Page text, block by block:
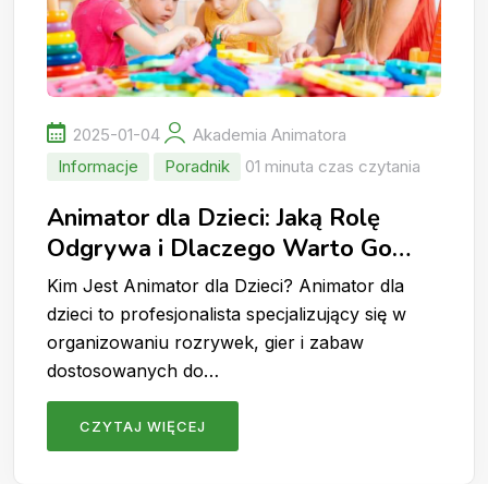
2025-01-04
Akademia Animatora
Informacje
Poradnik 01 minuta czas czytania
Animator dla Dzieci: Jaką Rolę
Odgrywa i Dlaczego Warto Go
Wynająć?
Kim Jest Animator dla Dzieci? Animator dla
dzieci to profesjonalista specjalizujący się w
organizowaniu rozrywek, gier i zabaw
dostosowanych do…
CZYTAJ WIĘCEJ